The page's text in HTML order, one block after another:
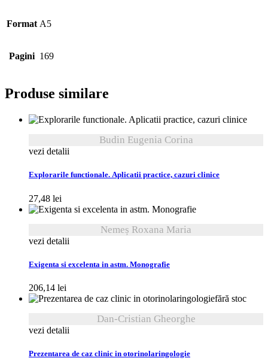
Format A5
Pagini 169
Produse similare
Budin Eugenia Corina
vezi detalii
Explorarile functionale. Aplicatii practice, cazuri clinice
27,48 lei
Nemeș Roxana Maria
vezi detalii
Exigenta si excelenta in astm. Monografie
206,14 lei
fără stoc
Dan-Cristian Gheorghe
vezi detalii
Prezentarea de caz clinic in otorinolaringologie